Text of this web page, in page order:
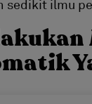
sedikit ilmu